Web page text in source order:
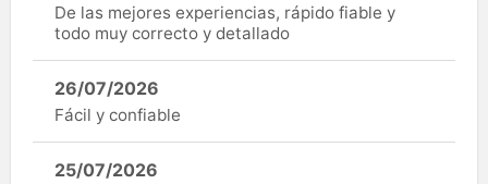
De las mejores experiencias, rápido fiable y
todo muy correcto y detallado
26/07/2026
Fácil y confiable
25/07/2026